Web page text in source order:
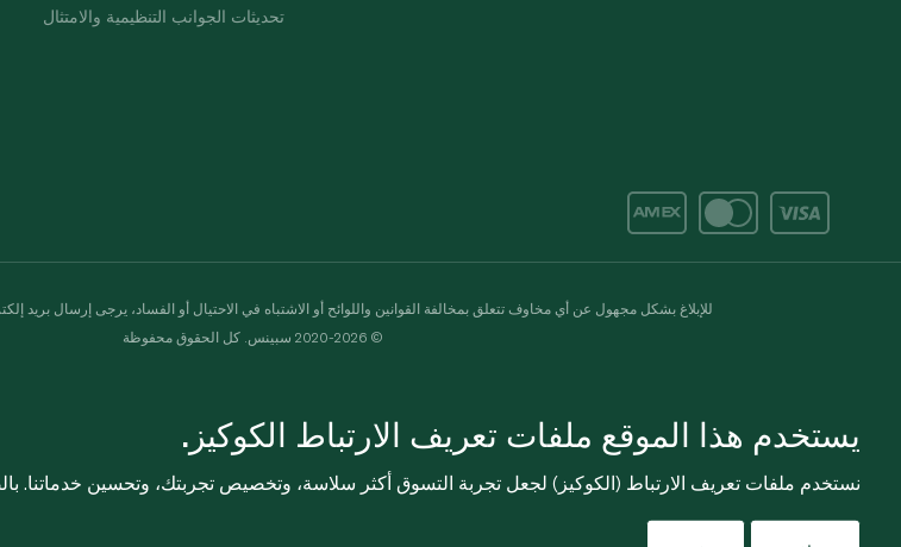
تحديثات الجوانب التنظيمية والامتثال
للإبلاغ بشكل مجهول عن أي مخاوف تتعلق بمخالفة القوانين واللوائح أو الاشتباه في الاحتيال أو الفساد، يرجى إرسال بريد
© 2020-2026 سبينس. كل الحقوق محفوظة
يستخدم هذا الموقع ملفات تعريف الارتباط الكوكيز.
نستخدم ملفات تعريف الارتباط (الكوكيز) لجعل تجربة التسوق أكثر سلاسة، وتخصيص تجربتك، وتحسين خدماتنا.